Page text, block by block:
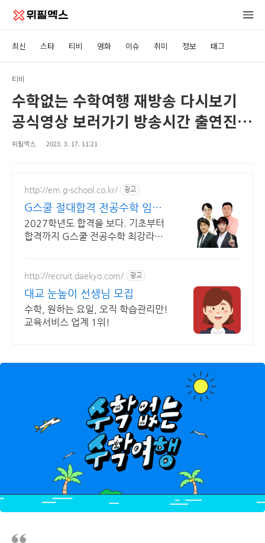
최신 스타 티비 영화 이슈 취미 정보 태그
티비
수학없는 수학여행 재방송 다시보기
공식영상 보러가기 방송시간 출연진
시청률 회차 정보 · 같은예능 도경수
위필엑스 2023. 3. 17. 11:21
http://em.g-school.co.kr/ 광고
G스쿨 절대합격 전공수학 임용
수학의 절대강자!
2027학년도 합격을 보다. 기초부터
합격까지 G스쿨 전공수학 최강라인
http://recruit.daekyo.com/ 광고
대교 눈높이 선생님 모집
수학, 원하는 요일, 오직 학습관리만!
교육서비스 업계 1위!